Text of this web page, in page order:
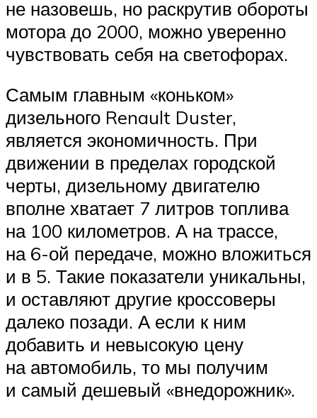
не назовешь, но раскрутив обороты
мотора до 2000, можно уверенно
чувствовать себя на светофорах.
Самым главным «коньком»
дизельного Renault Duster,
является экономичность. При
движении в пределах городской
черты, дизельному двигателю
вполне хватает 7 литров топлива
на 100 километров. А на трассе,
на 6-ой передаче, можно вложиться
и в 5. Такие показатели уникальны,
и оставляют другие кроссоверы
далеко позади. А если к ним
добавить и невысокую цену
на автомобиль, то мы получим
и самый дешевый «внедорожник».